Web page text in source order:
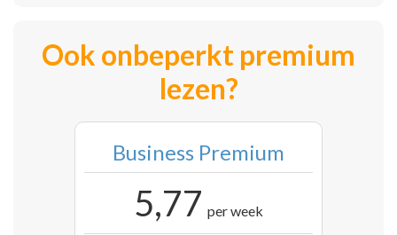
Ook onbeperkt premium
lezen?
Business Premium
5,77 per week